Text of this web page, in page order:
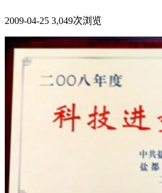
2009-04-25 3,049次浏览